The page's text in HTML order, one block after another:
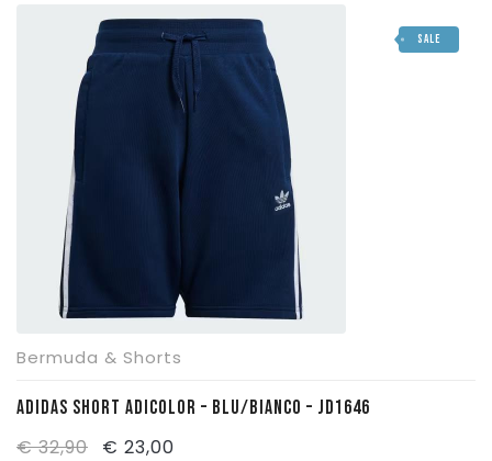
originale
era:
€ 45,00.
attuale
è:
€ 31,50.
SALE
Bermuda & Shorts
ADIDAS SHORT ADICOLOR – BLU/BIANCO – JD1646
€32,90
Il
€ 23,00